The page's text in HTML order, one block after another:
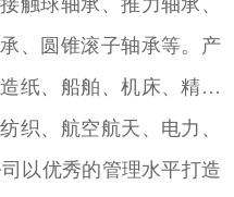
、圆锥滚子轴承等。产
纸、船舶、机床、精密
织、航空航天、电力、